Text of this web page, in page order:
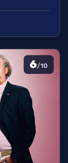
niet bij
6/10